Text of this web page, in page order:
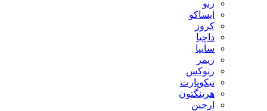
رنو
ایساکو
کروز
داچیا
سایپا
زیمر
رنوکس
نیکوپارت
هرینگتون
ارجین